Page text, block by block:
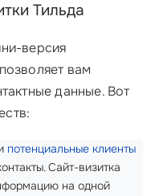
Тильда
версия
вам
данные. Вот
потенциальные клиенты
Сайт-визитка
на одной